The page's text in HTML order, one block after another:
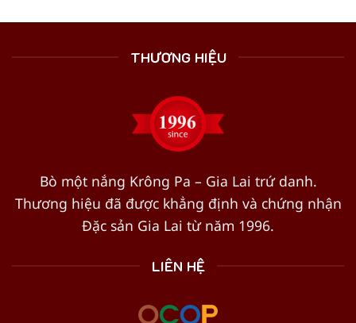
THƯƠNG HIỆU
Bò một nắng Krông Pa – Gia Lai trứ danh.
Thương hiệu đã được khẳng định và chứng nhận
Đặc sản Gia Lai từ năm 1996.
LIÊN HỆ